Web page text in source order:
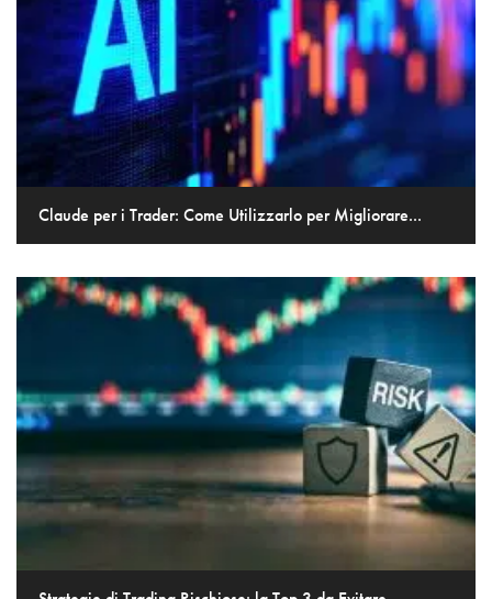
Claude per i Trader: Come Utilizzarlo per Migliorare...